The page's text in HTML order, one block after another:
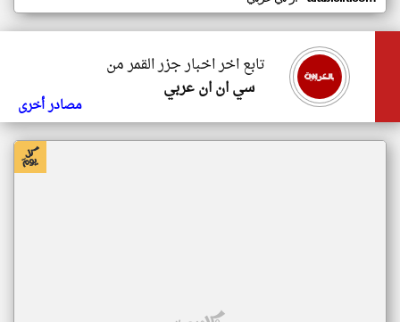
تابع اخر اخبار جزر القمر من
سي ان ان عربي
مصادر أخرى